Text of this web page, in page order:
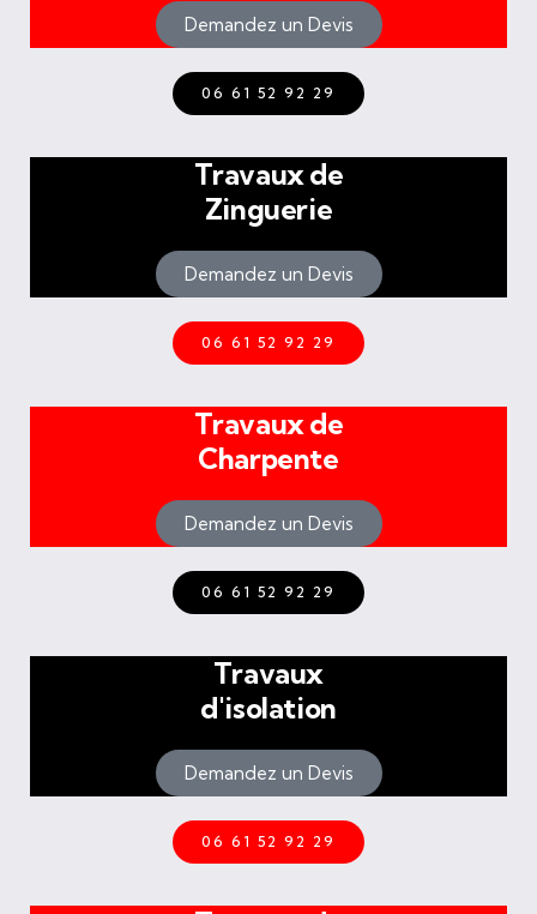
Demandez un Devis
06 61 52 92 29
Travaux de
Zinguerie
Demandez un Devis
06 61 52 92 29
Travaux de
Charpente
Demandez un Devis
06 61 52 92 29
Travaux
d'isolation
Demandez un Devis
06 61 52 92 29